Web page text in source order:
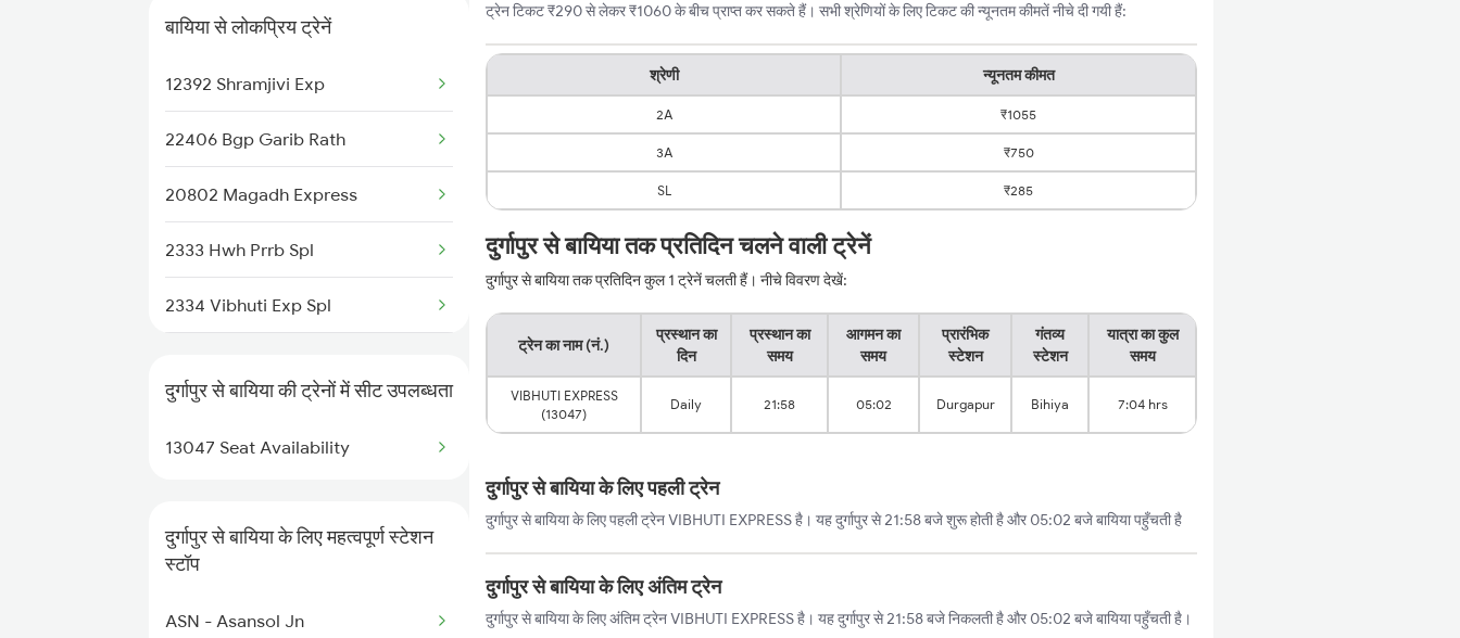
बायिया से लोकप्रिय ट्रेनें
12392 Shramjivi Exp
22406 Bgp Garib Rath
20802 Magadh Express
2333 Hwh Prrb Spl
2334 Vibhuti Exp Spl
3483 Mldt Dli Spl
दुर्गापुर से बायिया की ट्रेनों में सीट उपलब्धता
13047 Seat Availability
दुर्गापुर से बायिया के लिए महत्वपूर्ण स्टेशन
स्टॉप
ASN - Asansol Jn
ट्रेन टिकट ₹290 से लेकर ₹1060 के बीच प्राप्त कर सकते हैं। सभी श्रेणियों के लिए टिकट की न्यूनतम कीमतें नीचे दी गयी हैं:
श्रेणी न्यूनतम कीमत
2A ₹1055
3A ₹750
SL ₹285
दुर्गापुर से बायिया तक प्रतिदिन चलने वाली ट्रेनें
दुर्गापुर से बायिया तक प्रतिदिन कुल 1 ट्रेनें चलती हैं। नीचे विवरण देखें:
ट्रेन का नाम (नं.)
प्रस्थान का
दिन
प्रस्थान का
समय
आगमन का
समय
प्रारंभिक
स्टेशन
गंतव्य
स्टेशन
यात्रा का कुल
समय
VIBHUTI EXPRESS
(13047)
Daily 21:58 05:02 Durgapur Bihiya 7:04 hrs
दुर्गापुर से बायिया के लिए पहली ट्रेन
दुर्गापुर से बायिया के लिए पहली ट्रेन VIBHUTI EXPRESS है। यह दुर्गापुर से 21:58 बजे शुरू होती है और 05:02 बजे बायिया पहुँचती है
दुर्गापुर से बायिया के लिए अंतिम ट्रेन
दुर्गापुर से बायिया के लिए अंतिम ट्रेन VIBHUTI EXPRESS है। यह दुर्गापुर से 21:58 बजे निकलती है और 05:02 बजे बायिया पहुँचती है।